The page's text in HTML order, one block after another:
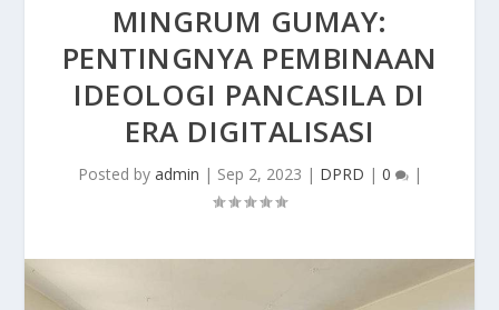
MINGRUM GUMAY:
PENTINGNYA PEMBINAAN
IDEOLOGI PANCASILA DI
ERA DIGITALISASI
Posted by admin | Sep 2, 2023 | DPRD | 0 |